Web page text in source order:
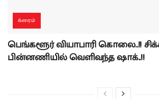
க்ரைம்
பெங்களூர் வியாபாரி கொலை..!!
பின்னணியில் வெளிவந்த ஷாக்..!!